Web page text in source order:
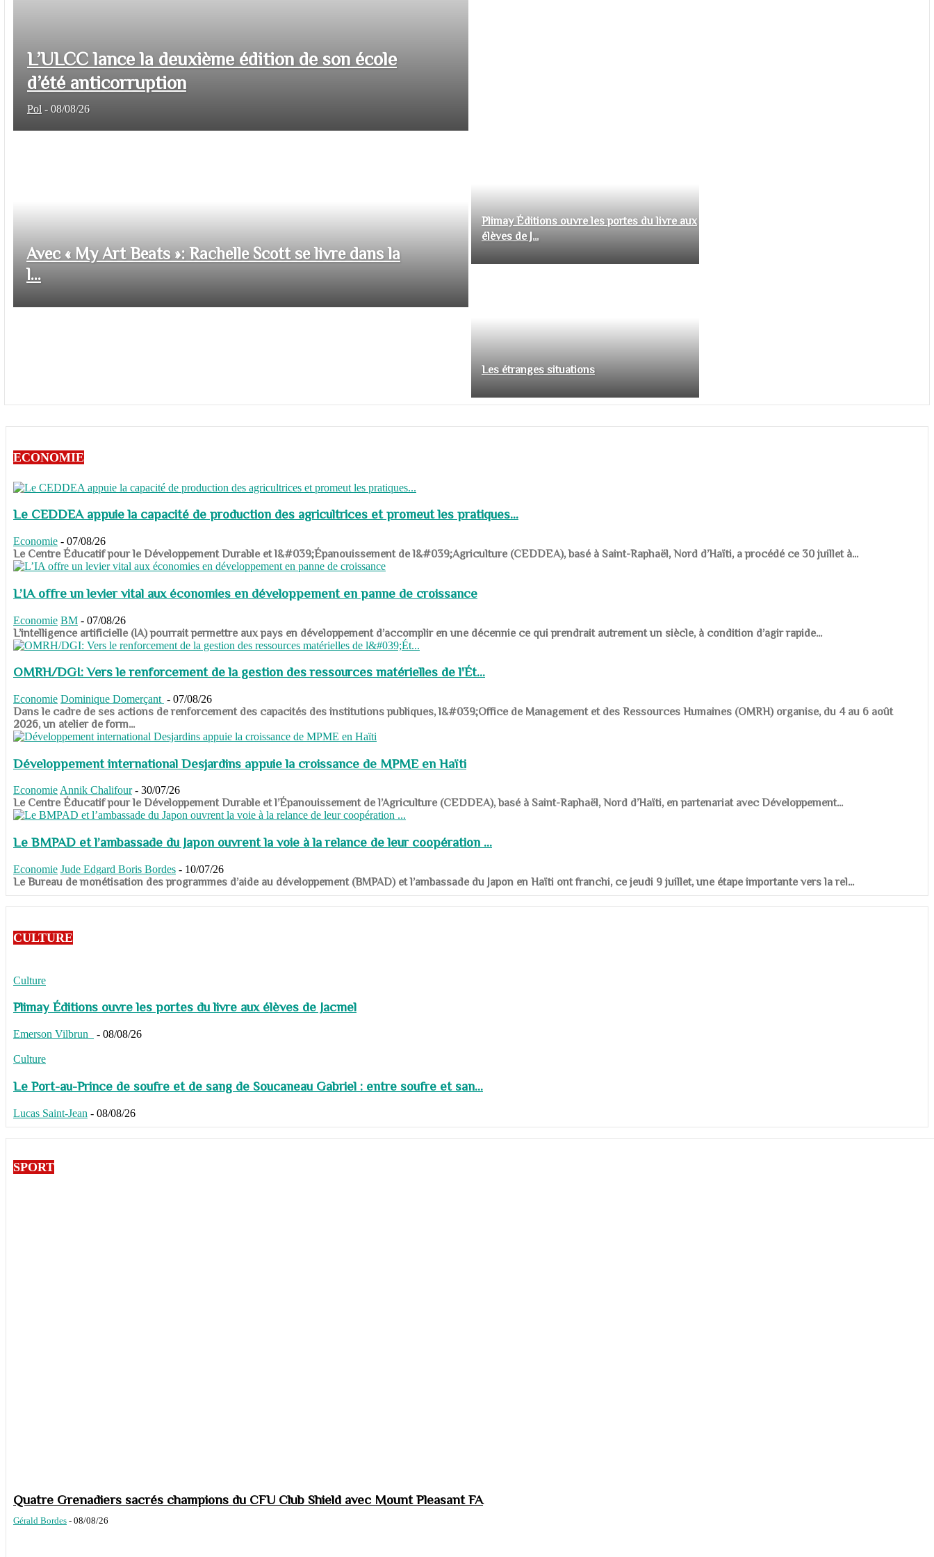
L’ULCC lance la deuxième édition de son école
d’été anticorruption
Pol - 08/08/26
Avec « My Art Beats »: Rachelle Scott se livre dans la
l...
Plimay Éditions ouvre les portes du livre aux
élèves de J...
Les étranges situations
ECONOMIE
Le CEDDEA appuie la capacité de production des agricultrices et promeut les pratiques...
Economie - 07/08/26
​​​​​​​Le Centre Éducatif pour le Développement Durable et l&#039;Épanouissement de l&#039;Agriculture (CEDDEA), basé à Saint-Raphaël, Nord d’Haïti, a procédé ce 30 juillet à...
L’IA offre un levier vital aux économies en développement en panne de croissance
Economie BM - 07/08/26
​​​​​​​L’intelligence artificielle (IA) pourrait permettre aux pays en développement d’accomplir en une décennie ce qui prendrait autrement un siècle, à condition d’agir rapide...
OMRH/DGI: Vers le renforcement de la gestion des ressources matérielles de l'Ét...
Economie Dominique Domerçant - 07/08/26
Dans le cadre de ses actions de renforcement des capacités des institutions publiques, l&#039;Office de Management et des Ressources Humaines (OMRH) organise, du 4 au 6 août
2026, un atelier de form...
Développement international Desjardins appuie la croissance de MPME en Haïti
Economie Annik Chalifour - 30/07/26
​​​​​​​Le Centre Éducatif pour le Développement Durable et l’Épanouissement de l’Agriculture (CEDDEA), basé à Saint-Raphaël, Nord d’Haïti, en partenariat avec Développement...
Le BMPAD et l’ambassade du Japon ouvrent la voie à la relance de leur coopération ...
Economie Jude Edgard Boris Bordes - 10/07/26
​​​​​​​Le Bureau de monétisation des programmes d’aide au développement (BMPAD) et l’ambassade du Japon en Haïti ont franchi, ce jeudi 9 juillet, une étape importante vers la rel...
CULTURE
Culture
Plimay Éditions ouvre les portes du livre aux élèves de Jacmel
Emerson Vilbrun - 08/08/26
Culture
Le Port-au-Prince de soufre et de sang de Soucaneau Gabriel : entre soufre et san...
Lucas Saint-Jean - 08/08/26
SPORT
Quatre Grenadiers sacrés champions du CFU Club Shield avec Mount Pleasant FA
Gérald Bordes - 08/08/26